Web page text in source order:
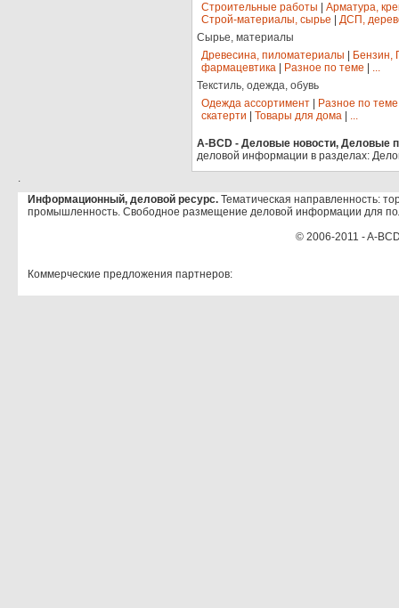
Строительные работы
Арматура,
Строй-материалы, сырье
ДСП,
Сырье, материалы
Древесина, пиломатериалы
Бензин,
фармацевтика
Разное по теме
...
Текстиль, одежда, обувь
Одежда ассортимент
Разное по теме
скатерти
Товары для дома ...
A-BCD - Деловые новости, Деловые
деловой информации в разделах:
.
Информационный, деловой ресурс. Тематическая направленность:
промышленность. Свободное размещение деловой информации для
© 2006-2011 - A-
Коммерческие предложения партнеров: